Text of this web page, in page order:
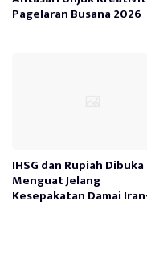
Pagelaran Busana 2026
IHSG dan Rupiah Dibuka
Menguat Jelang
Kesepakatan Damai